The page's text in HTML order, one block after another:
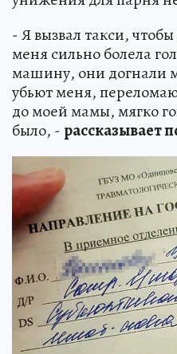
- Я вызвал такси,
меня сильно болела
машину, они догнали
убьют меня,
до моей мамы, мягко
было, -рассказывает